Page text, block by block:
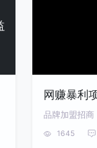
网赚暴利
品牌加盟招商
1645